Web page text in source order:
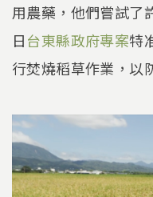
用農藥，他們嘗試了
日台東縣政府專案特
行焚燒稻草作業，以